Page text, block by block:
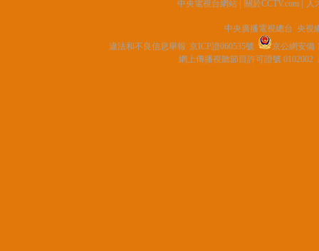
中央電視台網站 關於CCTV.com 人
中央廣播電視總台 央視
違法和不良信息舉報 京ICP證060535號
京公網安備
網上傳播視聽節目許可證號 0102002